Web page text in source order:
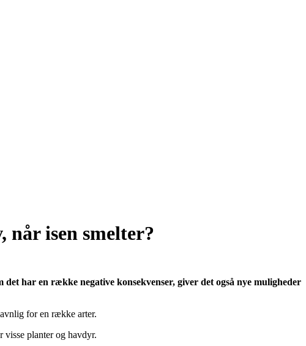
isen smelter?
har en række negative konsekvenser, giver det også nye muligheder
for en række arter.
planter og havdyr.